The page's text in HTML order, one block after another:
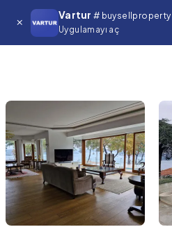
Vartur # buysellproperty
Uygulamayı aç